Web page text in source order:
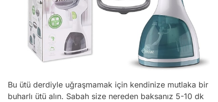
Bu ütü derdiyle uğraşmamak için kendinize mutlaka bir
buharlı ütü alın. Sabah size nereden baksanız 5-10 dk